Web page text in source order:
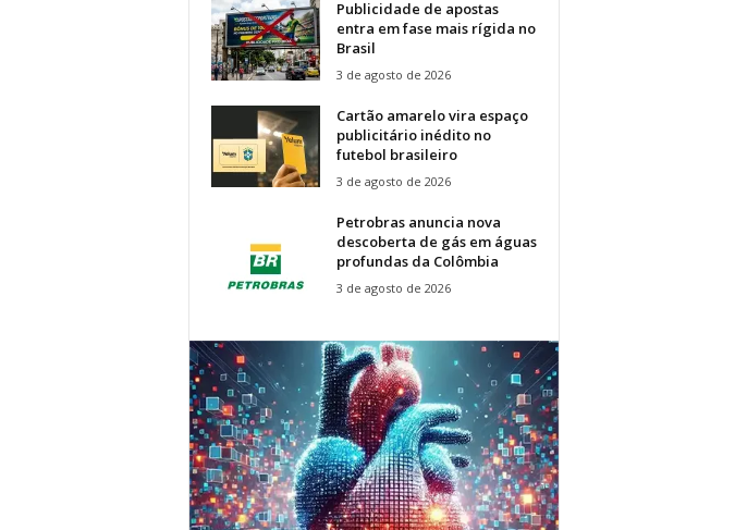
Publicidade de apostas
entra em fase mais rígida no
Brasil
3 de agosto de 2026
Cartão amarelo vira espaço
publicitário inédito no
futebol brasileiro
3 de agosto de 2026
Petrobras anuncia nova
descoberta de gás em águas
profundas da Colômbia
3 de agosto de 2026